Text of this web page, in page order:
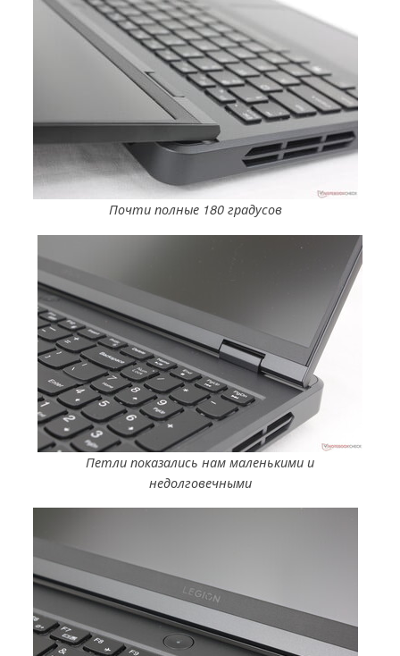
Почти полные 180 градусов
Петли показались нам маленькими и
недолговечными